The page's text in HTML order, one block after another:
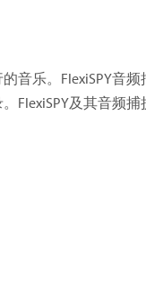
音乐。FlexiSPY音
FlexiSPY及其音频